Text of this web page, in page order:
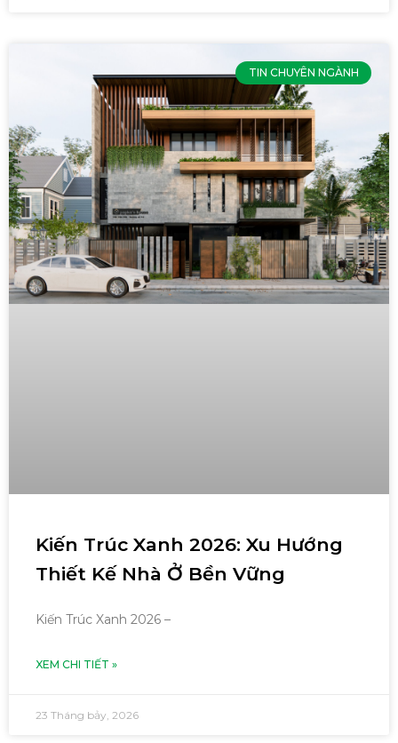
TIN CHUYÊN NGÀNH
Kiến Trúc Xanh 2026: Xu Hướng
Thiết Kế Nhà Ở Bền Vững
Kiến Trúc Xanh 2026 –
XEM CHI TIẾT »
23 Tháng bảy, 2026